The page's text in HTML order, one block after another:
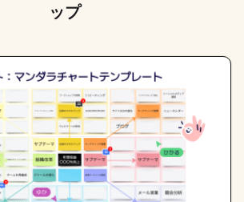
ップ